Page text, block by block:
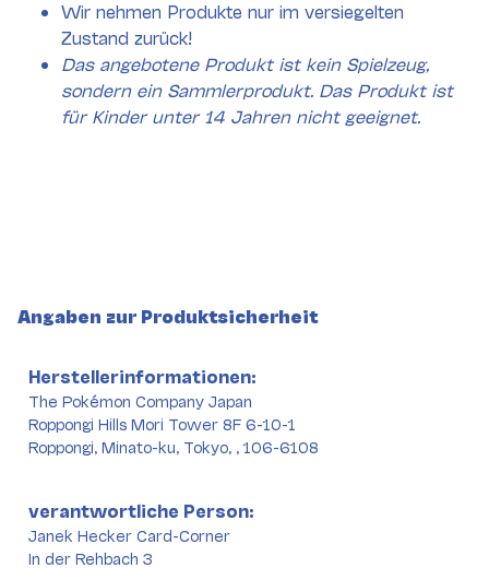
Wir nehmen Produkte nur im versiegelten
Zustand zurück!
Das angebotene Produkt ist kein Spielzeug,
sondern ein Sammlerprodukt. Das Produkt ist
für Kinder unter 14 Jahren nicht geeignet.
Angaben zur Produktsicherheit
Herstellerinformationen:
The Pokémon Company Japan
Roppongi Hills Mori Tower 8F 6-10-1
Roppongi, Minato-ku, Tokyo, , 106-6108
verantwortliche Person:
Janek Hecker Card-Corner
In der Rehbach 3